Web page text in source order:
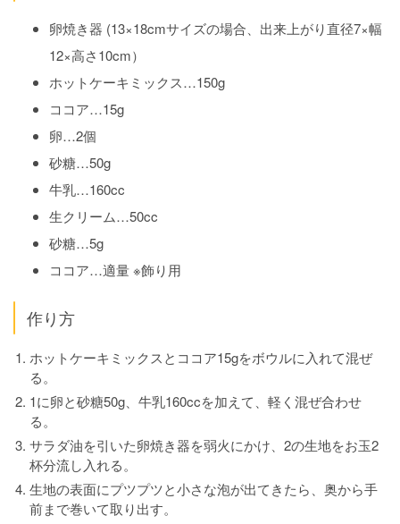
卵焼き器 (13×18cmサイズの場合、出来上がり直径7×幅
12×高さ10cm）
ホットケーキミックス…150g
ココア…15g
卵…2個
砂糖…50g
牛乳…160cc
生クリーム…50cc
砂糖…5g
ココア…適量 ※飾り用
作り方
ホットケーキミックスとココア15gをボウルに入れて混ぜ
る。
1に卵と砂糖50g、牛乳160ccを加えて、軽く混ぜ合わせ
る。
サラダ油を引いた卵焼き器を弱火にかけ、2の生地をお玉2
杯分流し入れる。
生地の表面にプツプツと小さな泡が出てきたら、奥から手
前まで巻いて取り出す。